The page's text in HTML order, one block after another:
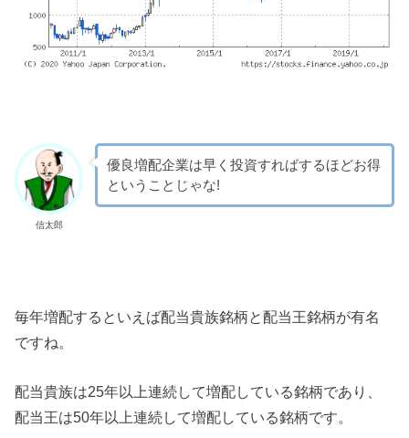
信太郎
優良増配企業は早く投資すればするほどお得
ということじゃな!
毎年増配するといえば配当貴族銘柄と配当王銘柄が有名
ですね。
配当貴族は25年以上連続して増配している銘柄であり、
配当王は50年以上連続して増配している銘柄です。